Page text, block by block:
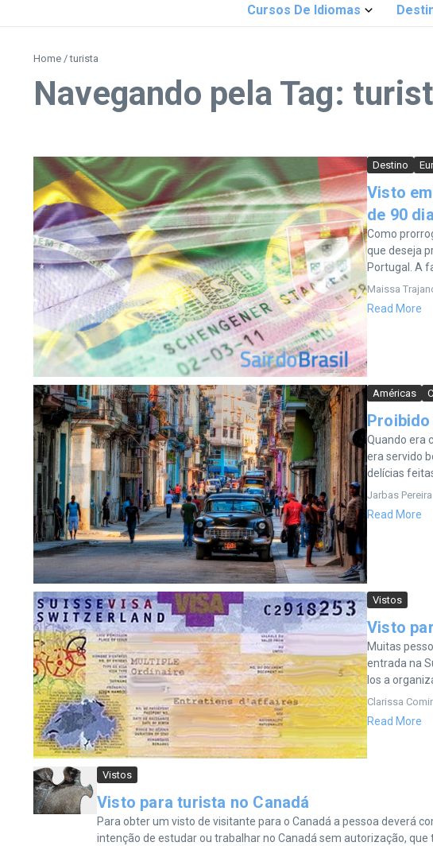
Cursos De Idiomas
Home /turista
Navegando pela Tag:
Destino
Visto
de 90
Como
que deseja
Portugal. A
Maissa
Read More
Américas
Proibido
Quando era
era servido
delícias
Jarbas Pereira
Read More
Vistos
Visto
Muitas
entrada na
los a
Clarissa
Read More
Vistos
Visto para turista no Canadá
Para obter um visto de visitante para o Canadá a pessoa deverá
intenção de estudar ou trabalhar no Canadá sem autorização, que